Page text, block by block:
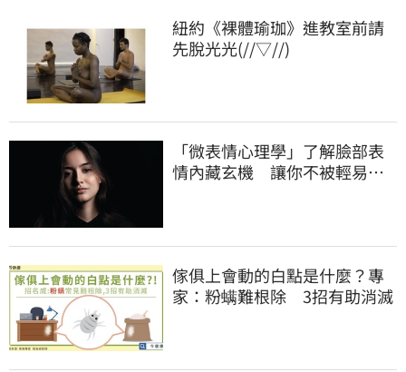
紐約《裸體瑜珈》進教室前請
先脫光光(//▽//)
「微表情心理學」了解臉部表
情內藏玄機 讓你不被輕易看
傢俱上會動的白點是什麼？專
家：粉螨難根除 3招有助消滅